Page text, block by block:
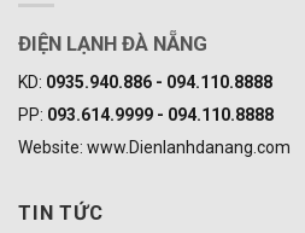
ĐIỆN LẠNH ĐÀ NẴNG
KD: 0935.940.886 - 094.110.8888
PP: 093.614.9999 - 094.110.8888
Website: www.Dienlanhdanang.com
TIN TỨC